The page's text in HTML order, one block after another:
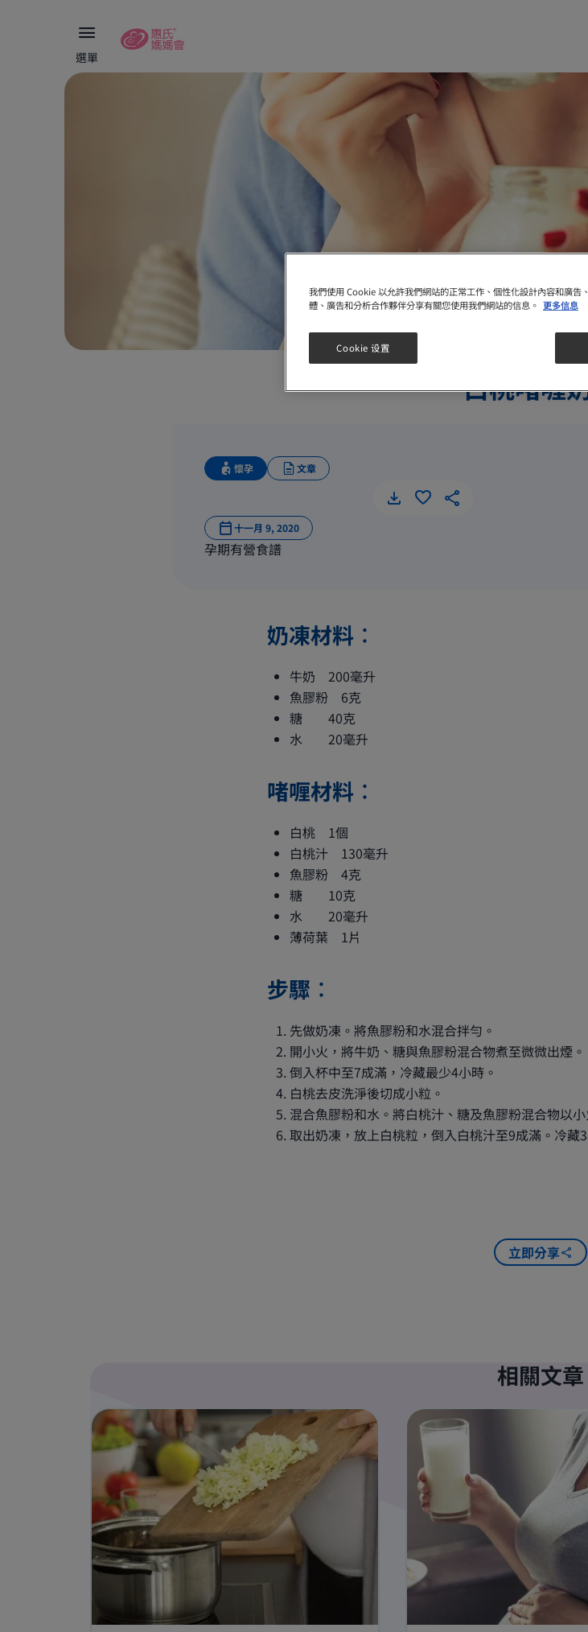
選單
白桃啫喱
懷孕 文章
十一月 9, 2020
孕期有營食譜
奶凍材料︰
牛奶 200毫升
魚膠粉 6克
糖 40克
水 20毫升
啫喱材料︰
白桃 1個
白桃汁 130毫升
魚膠粉 4克
糖 10克
水 20毫升
薄荷葉 1片
步驟︰
先做奶凍。將魚膠粉和水混合拌勻。
開小火，將牛奶、糖與魚膠粉混合物煮至微微出煙。
倒入杯中至7成滿，冷藏最少4小時。
白桃去皮洗淨後切成小粒。
混合魚膠粉和水。將白桃汁、糖及魚膠粉混合物以
取出奶凍，放上白桃粒，倒入白桃汁至9成滿。冷藏
立即分享
相關文章
我們使用 Cookie 以允許我們網站的正常工作、個性化設計內容和廣告
體、廣告和分析合作夥伴分享有關您使用我們網站的信息。 更多信息
Cookie 设置